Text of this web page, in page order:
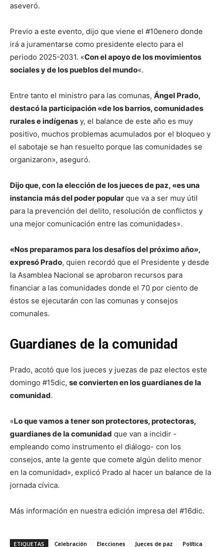
aseveró.
Previo a este evento, dijo que viene el #10enero donde
irá a juramentarse como presidente electo para el
periodo 2025-2031. «Con el apoyo de los movimientos
sociales y de los pueblos del mundo«.
Entre tanto el ministro para las comunas, Ángel Prado,
destacó la participación «de los barrios, comunidades
rurales e indígenas y, el balance de este año es muy
positivo, muchos problemas acumulados por el bloqueo y
el sabotaje se han resuelto porque las comunidades se
organizaron», aseguró.
Dijo que, con la elección de los jueces de paz, «es una
instancia más del poder popular que va a ser muy útil
para la prevención del delito, resolución de conflictos y
una mejor comunicación entre las comunidades».
«Nos preparamos para los desafíos del próximo año»,
expresó Prado, quien recordó que el Presidente y desde
la Asamblea Nacional se aprobaron recursos para
financiar a las comunidades donde el 70 por ciento de
éstos se ejecutarán con las comunas y consejos
comunales.
Guardianes de la comunidad
Prado, acotó que los jueces y juezas de paz electos este
domingo #15dic, se convierten en los guardianes de la
comunidad.
«Lo que vamos a tener son protectores, protectoras,
guardianes de la comunidad que van a incidir -
empleando como instrumento el diálogo- con los
consejos, ante la gente que comete algún delito menor
en la comunidad», explicó Prado al hacer un balance de la
jornada cívica.
Más información en nuestra edición impresa del #16dic.
ETIQUETAS Celebración Elecciones Jueces de paz Política